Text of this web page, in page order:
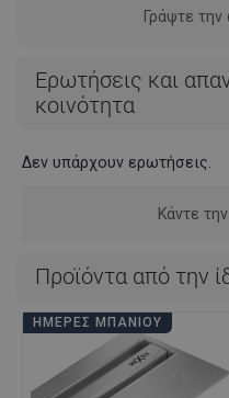
Γράψτε
Ερωτήσεις και
κοινότητα
Δεν υπάρχουν ερωτήσεις.
Κάντε
Προϊόντα από την
ΗΜΈΡΕΣ ΜΠΆΝΙΟΥ